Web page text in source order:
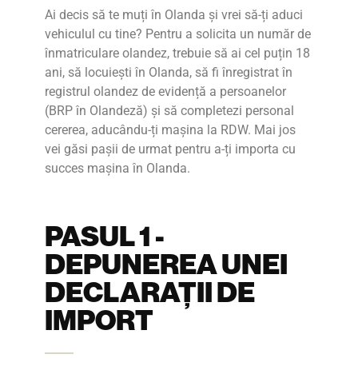
Ai decis să te muți în Olanda și vrei să-ți aduci
vehiculul cu tine? Pentru a solicita un număr de
înmatriculare olandez, trebuie să ai cel puțin 18
ani, să locuiești în Olanda, să fi înregistrat în
registrul olandez de evidență a persoanelor
(BRP în Olandeză) și să completezi personal
cererea, aducându-ți mașina la RDW. Mai jos
vei găsi pașii de urmat pentru a-ți importa cu
succes mașina în Olanda.
PASUL 1 -
DEPUNEREA UNEI
DECLARAȚII DE
IMPORT